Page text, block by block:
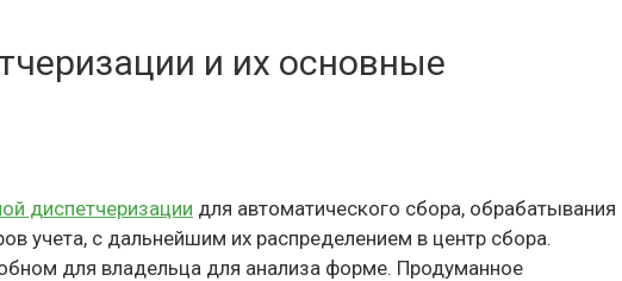
и их основные
диспетчеризации для автоматического сбора, обрабатывания
учета, с дальнейшим их распределением в центр сбора.
для владельца для анализа форме. Продуманное